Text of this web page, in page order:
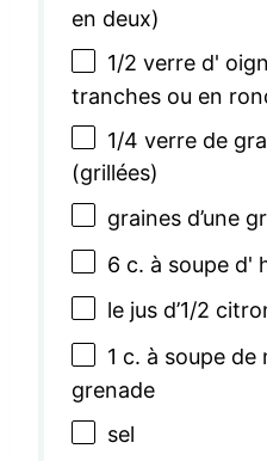
en deux)
1/2 verre d'
tranches ou en
1/4 verre de
(grillées)
graines d’une
6 c. à soupe d'
le jus d’1/2
1 c. à soupe de
grenade
sel